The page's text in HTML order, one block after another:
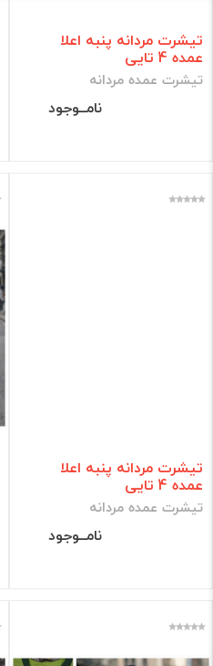
تیشرت مردانه پنبه اعلا
عمده 4 تایی
تیشرت عمده مردانه
نامــوجود
تیشرت مردانه پنبه اعلا
عمده 4 تایی
تیشرت عمده مردانه
نامــوجود